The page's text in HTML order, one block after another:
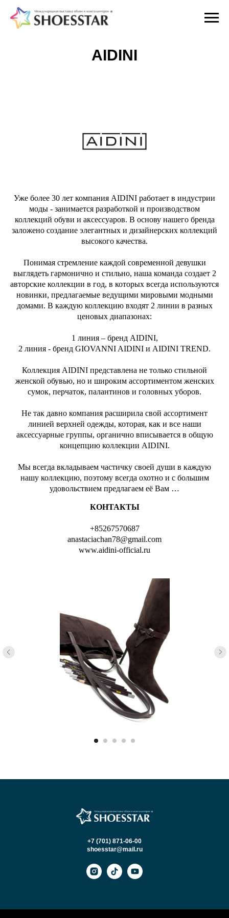
AIDINI
Уже более 30 лет компания AIDINI работает в индустрии
моды - занимается разработкой и производством
коллекций обуви и аксессуаров. В основу нашего бренда
заложено создание элегантных и дизайнерских коллекций
высокого качества.
Понимая стремление каждой современной девушки
выглядеть гармонично и стильно, наша команда создает 2
авторские коллекции в год, в которых всегда используются
новинки, предлагаемые ведущими мировыми модными
домами. В каждую коллекцию входят 2 линии в разных
ценовых диапазонах:
1 линия – бренд AIDINI,
2 линия - бренд GIOVANNI AIDINI и AIDINI TREND.
Коллекция AIDINI представлена не только стильной
женской обувью, но и широким ассортиментом женских
сумок, перчаток, палантинов и головных уборов.
Не так давно компания расширила свой ассортимент
линией верхней одежды, которая, как и все наши
аксессуарные группы, органично вписывается в общую
концепцию коллекции AIDINI.
Мы всегда вкладываем частичку своей души в каждую
нашу коллекцию, поэтому всегда охотно и с большим
удовольствием предлагаем её Вам …
КОНТАКТЫ
+85267570687
anastaciachan78@gmail.сom
www.aidini-official.ru
+7 (701) 871-06-00
shoesstar@mail.ru